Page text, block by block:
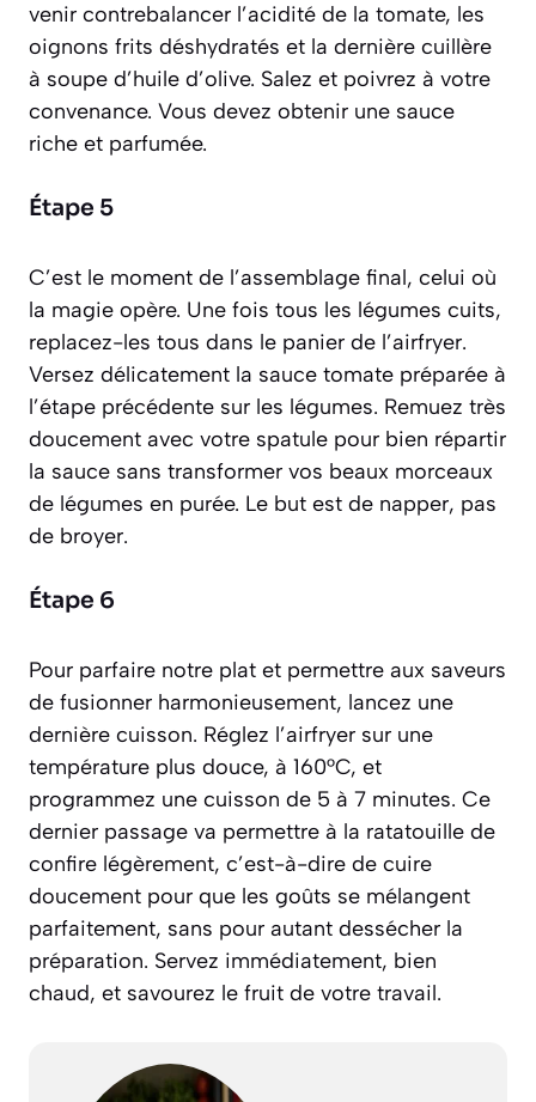
venir contrebalancer l’acidité de la tomate, les
oignons frits déshydratés et la dernière cuillère
à soupe d’huile d’olive. Salez et poivrez à votre
convenance. Vous devez obtenir une sauce
riche et parfumée.
Étape 5
C’est le moment de l’assemblage final, celui où
la magie opère. Une fois tous les légumes cuits,
replacez-les tous dans le panier de l’airfryer.
Versez délicatement la sauce tomate préparée à
l’étape précédente sur les légumes. Remuez très
doucement avec votre spatule pour bien répartir
la sauce sans transformer vos beaux morceaux
de légumes en purée. Le but est de napper, pas
de broyer.
Étape 6
Pour parfaire notre plat et permettre aux saveurs
de fusionner harmonieusement, lancez une
dernière cuisson. Réglez l’airfryer sur une
température plus douce, à 160°C, et
programmez une cuisson de 5 à 7 minutes. Ce
dernier passage va permettre à la ratatouille de
confire légèrement, c’est-à-dire de cuire
doucement pour que les goûts se mélangent
parfaitement, sans pour autant dessécher la
préparation. Servez immédiatement, bien
chaud, et savourez le fruit de votre travail.